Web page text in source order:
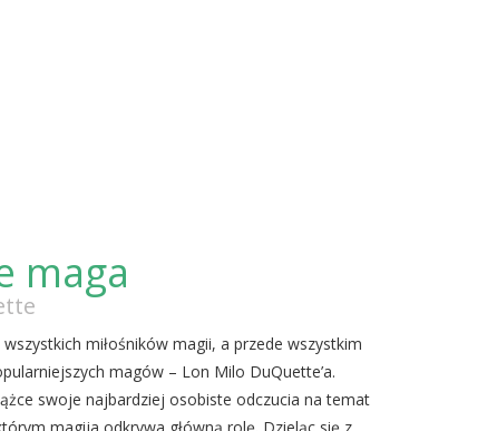
maga
miłośników magii, a przede wszystkim
magów – Lon Milo DuQuette’a.
swoje najbardziej osobiste odczucia na temat